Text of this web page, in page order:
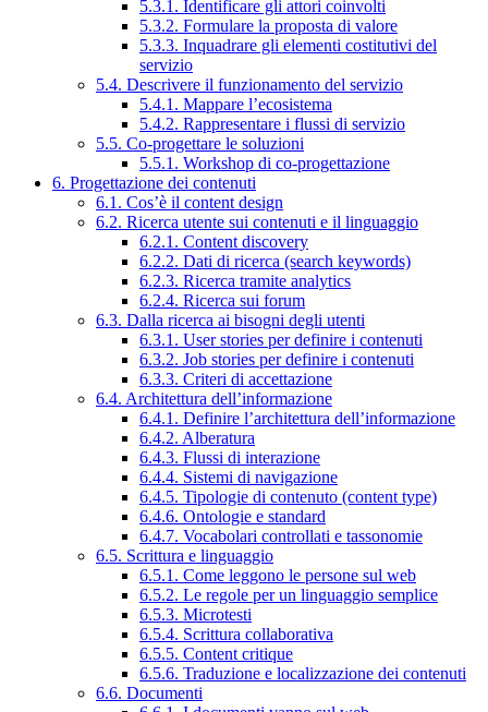
5.3.1. Identificare gli attori coinvolti
5.3.2. Formulare la proposta di valore
5.3.3. Inquadrare gli elementi costitutivi del
servizio
5.4. Descrivere il funzionamento del servizio
5.4.1. Mappare l’ecosistema
5.4.2. Rappresentare i flussi di servizio
5.5. Co-progettare le soluzioni
5.5.1. Workshop di co-progettazione
6. Progettazione dei contenuti
6.1. Cos’è il content design
6.2. Ricerca utente sui contenuti e il linguaggio
6.2.1. Content discovery
6.2.2. Dati di ricerca (search keywords)
6.2.3. Ricerca tramite analytics
6.2.4. Ricerca sui forum
6.3. Dalla ricerca ai bisogni degli utenti
6.3.1. User stories per definire i contenuti
6.3.2. Job stories per definire i contenuti
6.3.3. Criteri di accettazione
6.4. Architettura dell’informazione
6.4.1. Definire l’architettura dell’informazione
6.4.2. Alberatura
6.4.3. Flussi di interazione
6.4.4. Sistemi di navigazione
6.4.5. Tipologie di contenuto (content type)
6.4.6. Ontologie e standard
6.4.7. Vocabolari controllati e tassonomie
6.5. Scrittura e linguaggio
6.5.1. Come leggono le persone sul web
6.5.2. Le regole per un linguaggio semplice
6.5.3. Microtesti
6.5.4. Scrittura collaborativa
6.5.5. Content critique
6.5.6. Traduzione e localizzazione dei contenuti
6.6. Documenti